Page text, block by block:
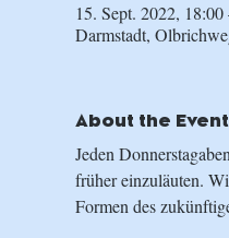
15. Sept. 2022,
Darmstadt,
About the Event
Jeden
früher einzuläuten.
Formen des